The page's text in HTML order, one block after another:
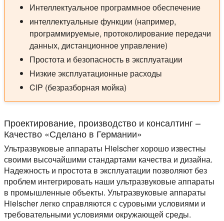
Интеллектуальное программное обеспечение
интеллектуальные функции (например,
программируемые, протоколирование передачи
данных, дистанционное управление)
Простота и безопасность в эксплуатации
Низкие эксплуатационные расходы
CIP (безразборная мойка)
Проектирование, производство и консалтинг –
Качество «Сделано в Германии»
Ультразвуковые аппараты Hielscher хорошо известны
своими высочайшими стандартами качества и дизайна.
Надежность и простота в эксплуатации позволяют без
проблем интегрировать наши ультразвуковые аппараты
в промышленные объекты. Ультразвуковые аппараты
Hielscher легко справляются с суровыми условиями и
требовательными условиями окружающей среды.